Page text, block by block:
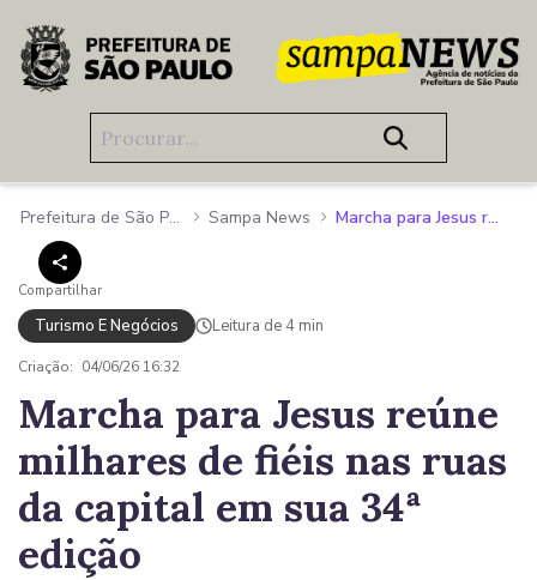
Pular para o Conteúdo principal
Prefeitura de São Paulo Sampa News Marcha para Jesus reúne milhares de fiéis nas ruas da capital em sua 34ª edição
Compartilhar
Turismo E Negócios Leitura de 4 min
Criação: 04/06/26 16:32
Marcha para Jesus reúne
milhares de fiéis nas ruas
da capital em sua 34ª
edição